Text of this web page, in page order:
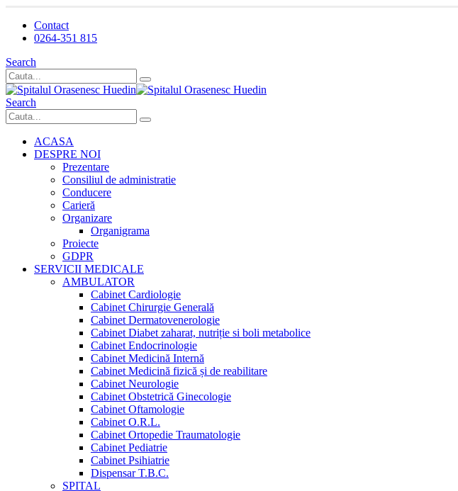
Contact
0264-351 815
Search
Search
ACASA
DESPRE NOI
Prezentare
Consiliul de administratie
Conducere
Carieră
Organizare
Organigrama
Proiecte
GDPR
SERVICII MEDICALE
AMBULATOR
Cabinet Cardiologie
Cabinet Chirurgie Generală
Cabinet Dermatovenerologie
Cabinet Diabet zaharat, nutriție si boli metabolice
Cabinet Endocrinologie
Cabinet Medicină Internă
Cabinet Medicină fizică și de reabilitare
Cabinet Neurologie
Cabinet Obstetrică Ginecologie
Cabinet Oftamologie
Cabinet O.R.L.
Cabinet Ortopedie Traumatologie
Cabinet Pediatrie
Cabinet Psihiatrie
Dispensar T.B.C.
SPITAL